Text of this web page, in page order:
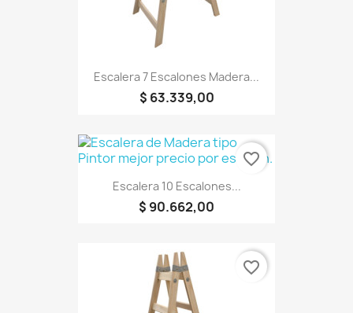
Escalera 7 Escalones Madera...
$ 63.339,00
Escalera 10 Escalones...
$ 90.662,00
favorite_border
favorite_border